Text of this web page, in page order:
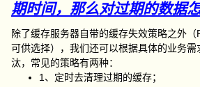
期时间，那么对过期的数据
除了缓存服务器自带的缓存失效策略之外
可供选择），我们还可以根据具体的业务
汰，常见的策略有两种：
1、定时去清理过期的缓存；